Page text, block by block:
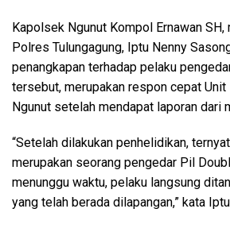
Kapolsek Ngunut Kompol Ernawan
Polres Tulungagung, Iptu Nenny
penangkapan terhadap pelaku
tersebut, merupakan respon cepat
Ngunut setelah mendapat laporan dari
“Setelah dilakukan penhelidikan,
merupakan seorang pengedar Pil
menunggu waktu, pelaku langsung
yang telah berada dilapangan,” kata